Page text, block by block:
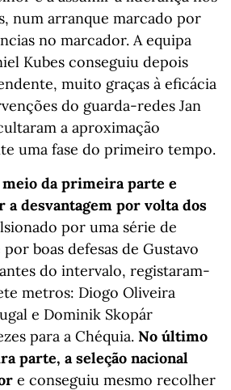
num arranque marcado por
no marcador. A equipa
Kubes conseguiu depois
muito graças à eficácia
do guarda-redes Jan
a aproximação
uma fase do primeiro tempo.
da primeira parte e
a desvantagem por volta dos
por uma série de
boas defesas de Gustavo
do intervalo, registaram-
metros: Diogo Oliveira
e Dominik Skopár
para a Chéquia. No último
parte, a seleção nacional
e conseguiu mesmo recolher